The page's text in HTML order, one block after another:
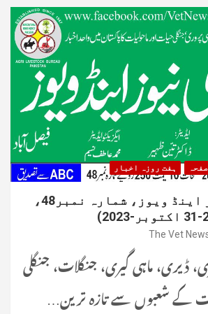
ہفت روزہ اخبار
ویٹرنری نیوز اینڈ ویوز، شمارہ نمبر48،
The Vet
ڈیری، ماہی گیری، جنگلات، جنگلی
کے شعبوں سے تازہ ترین…